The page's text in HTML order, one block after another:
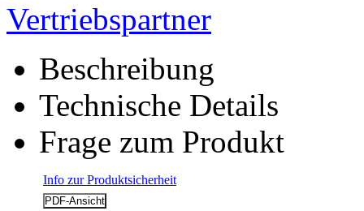
Vertriebspartner
Beschreibung
Technische Details
Frage zum Produkt
Info zur Produktsicherheit